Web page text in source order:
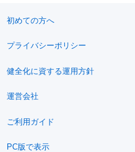
初めての方へ
プライバシーポリシー
健全化に資する運用方針
運営会社
ご利用ガイド
PC版で表示